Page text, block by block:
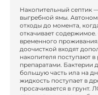
Накопительный септик
выгребной ямы.
отходы до момента,
откачивает
временного
доочисткой входят
накопителя поступают
препаратами. Бактерии
большую часть ила на
жидкость поступает в
просачивается в грунт.